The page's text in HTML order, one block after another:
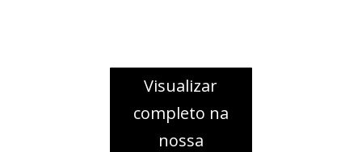
Visualizar
completo na
nossa